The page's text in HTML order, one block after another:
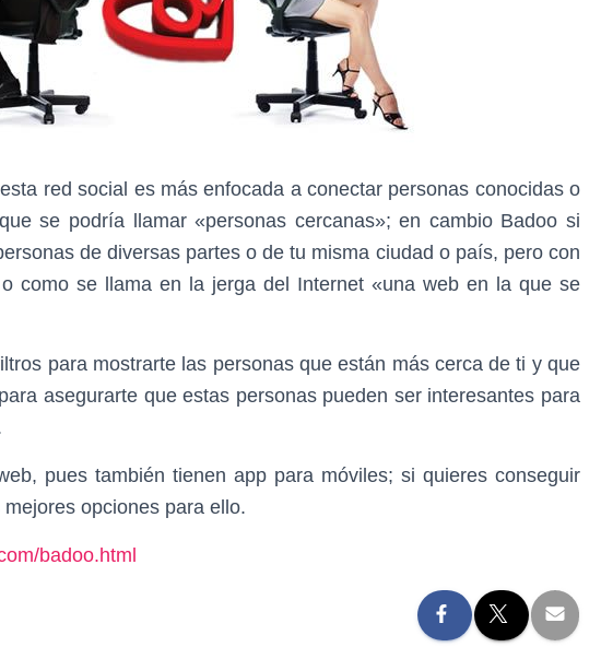
red social es más enfocada a conectar personas conocidas o
se podría llamar «personas cercanas»; en cambio Badoo si
de diversas partes o de tu misma ciudad o país, pero con
como se llama en la jerga del Internet «una web en la que se
para mostrarte las personas que están más cerca de ti y que
asegurarte que estas personas pueden ser interesantes para
pues también tienen app para móviles; si quieres conseguir
opciones para ello.
badoo.html